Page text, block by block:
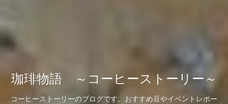
珈琲物語 ～コーヒーストーリー～
コーヒーストーリーのブログです。おすすめ豆やイベントレポー
珈琲物語 ～コーヒーストーリー～
コーヒーストーリーのブログです。おすすめ豆やイベントレポー
珈琲物語 ～コーヒーストーリー～
コーヒーストーリーのブログです。おすすめ豆やイベントレポー